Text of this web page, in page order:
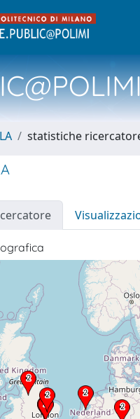
statistiche